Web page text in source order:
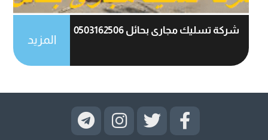
شركة تسليك مجارى بحائل 0503162506
المزيد